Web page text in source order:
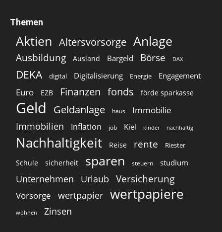
Themen
Aktien Altersvorsorge Anlage
Ausbildung Ausland Bargeld Börse DAX
DEKA digital Digitalisierung Energie Engagement
Euro EZB Finanzen fonds förde sparkasse
Geld Geldanlage haus Immobilie
Immobilien Inflation job Kiel kinder nachhaltig
Nachhaltigkeit Reise rente Riester
Schule sicherheit sparen steuern studium
Unternehmen Urlaub Versicherung
Vorsorge wertpapier wertpapiere
wohnen Zinsen